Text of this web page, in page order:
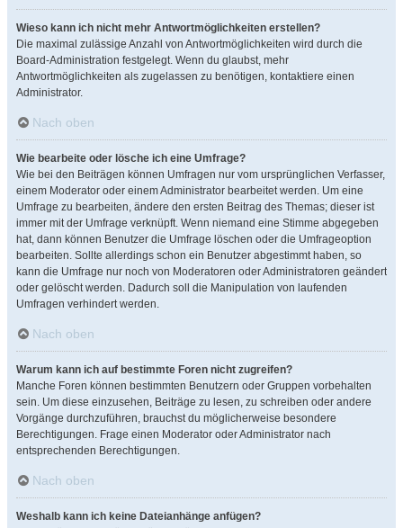
Wieso kann ich nicht mehr Antwortmöglichkeiten erstellen?
Die maximal zulässige Anzahl von Antwortmöglichkeiten wird durch die
Board-Administration festgelegt. Wenn du glaubst, mehr
Antwortmöglichkeiten als zugelassen zu benötigen, kontaktiere einen
Administrator.
Nach oben
Wie bearbeite oder lösche ich eine Umfrage?
Wie bei den Beiträgen können Umfragen nur vom ursprünglichen Verfasser,
einem Moderator oder einem Administrator bearbeitet werden. Um eine
Umfrage zu bearbeiten, ändere den ersten Beitrag des Themas; dieser ist
immer mit der Umfrage verknüpft. Wenn niemand eine Stimme abgegeben
hat, dann können Benutzer die Umfrage löschen oder die Umfrageoption
bearbeiten. Sollte allerdings schon ein Benutzer abgestimmt haben, so
kann die Umfrage nur noch von Moderatoren oder Administratoren geändert
oder gelöscht werden. Dadurch soll die Manipulation von laufenden
Umfragen verhindert werden.
Nach oben
Warum kann ich auf bestimmte Foren nicht zugreifen?
Manche Foren können bestimmten Benutzern oder Gruppen vorbehalten
sein. Um diese einzusehen, Beiträge zu lesen, zu schreiben oder andere
Vorgänge durchzuführen, brauchst du möglicherweise besondere
Berechtigungen. Frage einen Moderator oder Administrator nach
entsprechenden Berechtigungen.
Nach oben
Weshalb kann ich keine Dateianhänge anfügen?